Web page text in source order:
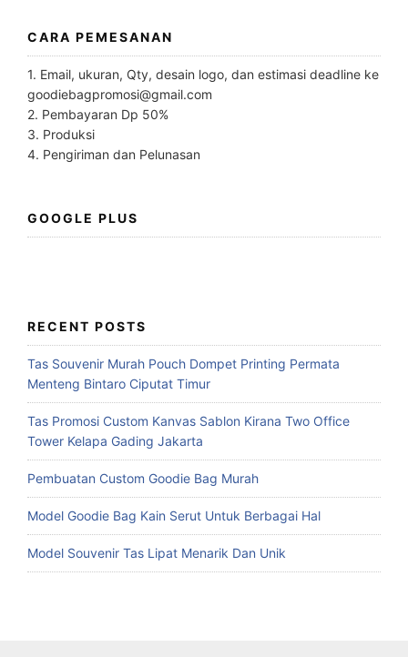
CARA PEMESANAN
1. Email, ukuran, Qty, desain logo, dan estimasi deadline ke
goodiebagpromosi@gmail.com
2. Pembayaran Dp 50%
3. Produksi
4. Pengiriman dan Pelunasan
GOOGLE PLUS
RECENT POSTS
Tas Souvenir Murah Pouch Dompet Printing Permata
Menteng Bintaro Ciputat Timur
Tas Promosi Custom Kanvas Sablon Kirana Two Office
Tower Kelapa Gading Jakarta
Pembuatan Custom Goodie Bag Murah
Model Goodie Bag Kain Serut Untuk Berbagai Hal
Model Souvenir Tas Lipat Menarik Dan Unik